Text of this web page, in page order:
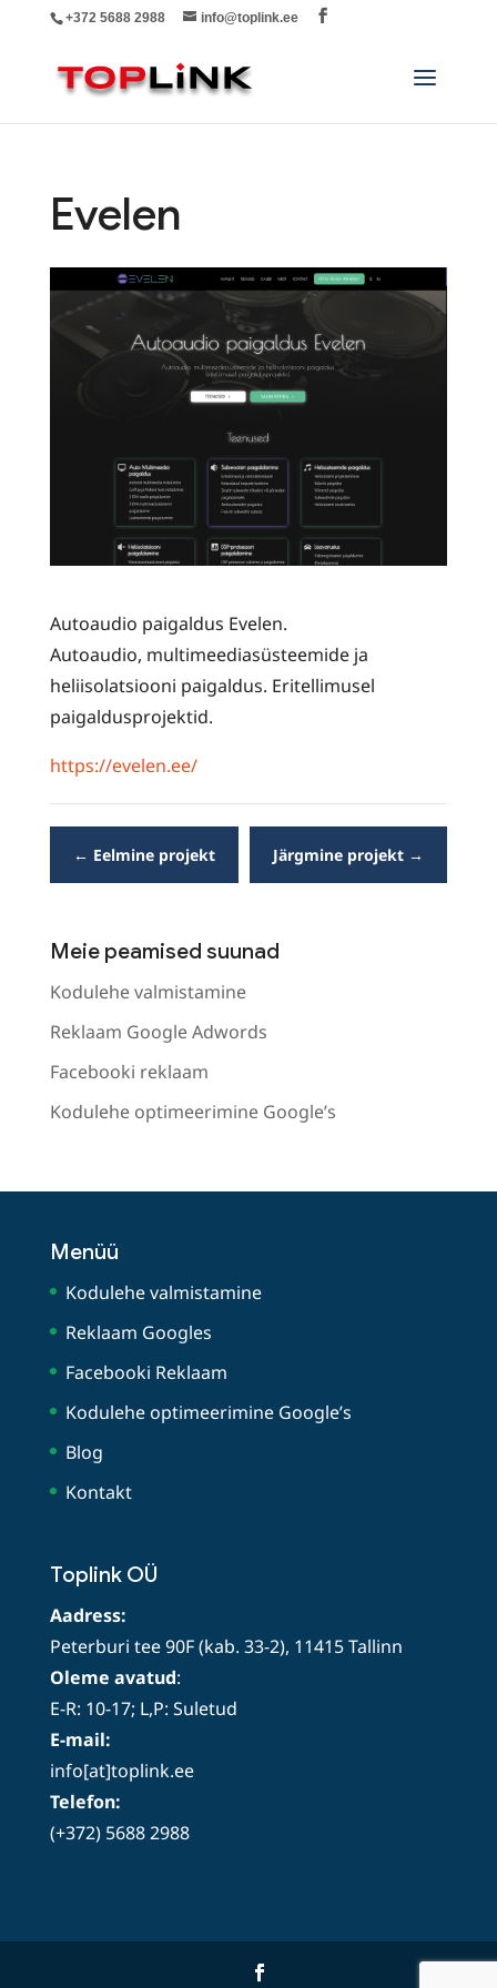
+372 5688 2988 info@toplink.ee
Evelen
Autoaudio paigaldus Evelen.
Autoaudio, multimeediasüsteemide ja
heliisolatsiooni paigaldus. Eritellimusel
paigaldusprojektid.
https://evelen.ee/
← Eelmine projekt Järgmine projekt →
Meie peamised suunad
Kodulehe valmistamine
Reklaam Google Adwords
Facebooki reklaam
Kodulehe optimeerimine Google’s
Menüü
Kodulehe valmistamine
Reklaam Googles
Facebooki Reklaam
Kodulehe optimeerimine Google’s
Blog
Kontakt
Toplink OÜ
Aadress:
Peterburi tee 90F (kab. 33-2), 11415 Tallinn
Oleme avatud:
E-R: 10-17; L,P: Suletud
E-mail:
info[at]toplink.ee
Telefon:
(+372) 5688 2988